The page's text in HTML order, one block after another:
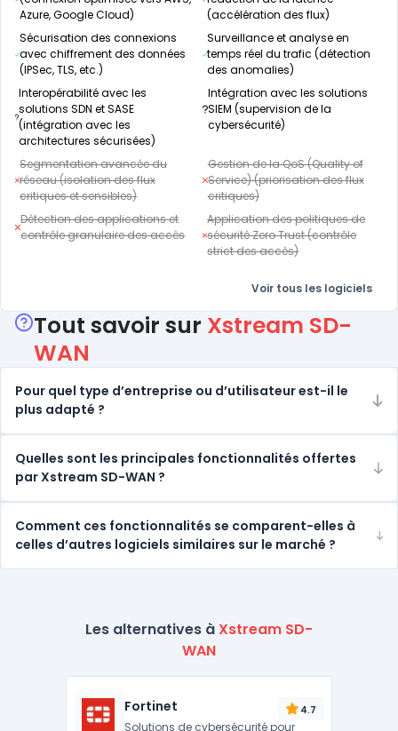
Azure, Google Cloud)
(accélération des flux)
Sécurisation des connexions
avec chiffrement des données
(IPSec, TLS, etc.)
Surveillance et analyse en
temps réel du trafic (détection
des anomalies)
Interopérabilité avec les
solutions SDN et SASE
(intégration avec les
architectures sécurisées)
Intégration avec les solutions
SIEM (supervision de la
cybersécurité)
Segmentation avancée du
réseau (isolation des flux
critiques et sensibles)
Gestion de la QoS (Quality of
Service) (priorisation des flux
critiques)
Détection des applications et
contrôle granulaire des accès
Application des politiques de
sécurité Zero Trust (contrôle
strict des accès)
Voir tous les logiciels
Tout savoir sur Xstream SD-
WAN
Pour quel type d’entreprise ou d’utilisateur est-il le
plus adapté ?
Quelles sont les principales fonctionnalités offertes
par Xstream SD-WAN ?
Comment ces fonctionnalités se comparent-elles à
celles d’autres logiciels similaires sur le marché ?
Les alternatives à Xstream SD-
WAN
Fortinet 4.7
Solutions de cybersécurité pour